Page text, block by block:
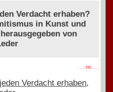
Verdacht erhaben?
in Kunst und
von
. . . . PR . . . .